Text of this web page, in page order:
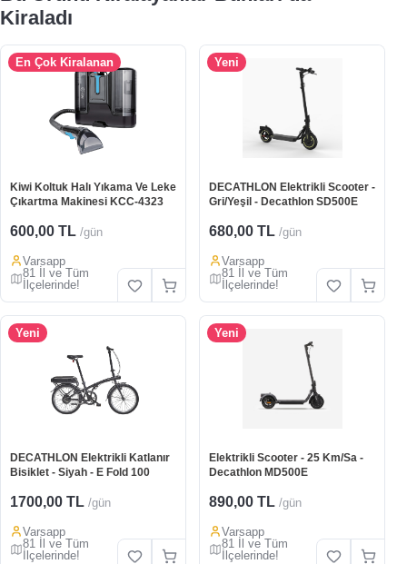
Kiraladı
En Çok Kiralanan
Kiwi Koltuk Halı Yıkama Ve Leke
Çıkartma Makinesi KCC-4323
600,00 TL /gün
Varsapp
81 İl ve Tüm
İlçelerinde!
Yeni
DECATHLON Elektrikli Scooter -
Gri/Yeşil - Decathlon SD500E
680,00 TL /gün
Varsapp
81 İl ve Tüm
İlçelerinde!
Yeni
DECATHLON Elektrikli Katlanır
Bisiklet - Siyah - E Fold 100
1700,00 TL /gün
Varsapp
81 İl ve Tüm
İlçelerinde!
Yeni
Elektrikli Scooter - 25 Km/Sa -
Decathlon MD500E
890,00 TL /gün
Varsapp
81 İl ve Tüm
İlçelerinde!